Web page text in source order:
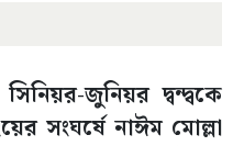
জুনিয়র দ্বন্দ্বকে
সংঘর্ষে নাঈম মোল্লা